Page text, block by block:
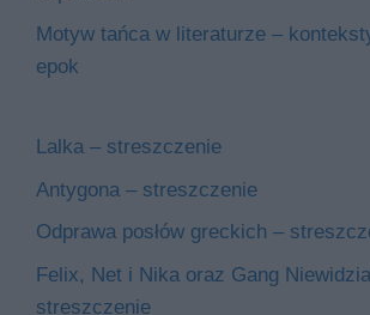
Motyw tańca w literaturze –
epok
Lalka – streszczenie
Antygona – streszczenie
Odprawa posłów greckich –
Felix, Net i Nika oraz Gang
streszczenie